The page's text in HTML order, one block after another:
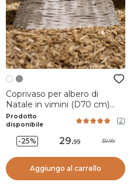
Coprivaso per albero di
Natale in vimini (D70 cm)
Salice intrecciato Bianco
Prodotto
disponibile
(2)
-25% 29.99 39.99
Aggiungo al carrello